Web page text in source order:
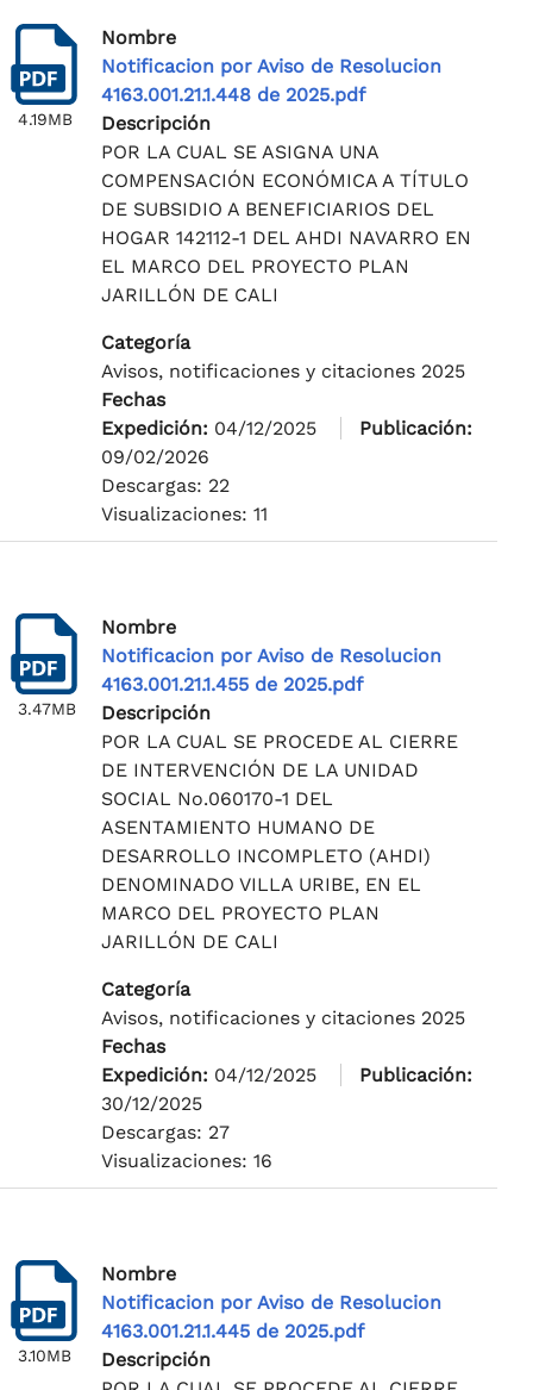
4.19MB
Nombre
Notificacion por Aviso de Resolucion
4163.001.21.1.448 de 2025.pdf
Descripción
POR LA CUAL SE ASIGNA UNA
COMPENSACIÓN ECONÓMICA A TÍTULO
DE SUBSIDIO A BENEFICIARIOS DEL
HOGAR 142112-1 DEL AHDI NAVARRO EN
EL MARCO DEL PROYECTO PLAN
JARILLÓN DE CALI
Categoría
Avisos, notificaciones y citaciones 2025
Fechas
Expedición: 04/12/2025
Publicación:
09/02/2026
Descargas: 22
Visualizaciones: 11
3.47MB
Nombre
Notificacion por Aviso de Resolucion
4163.001.21.1.455 de 2025.pdf
Descripción
POR LA CUAL SE PROCEDE AL CIERRE
DE INTERVENCIÓN DE LA UNIDAD
SOCIAL No.060170-1 DEL
ASENTAMIENTO HUMANO DE
DESARROLLO INCOMPLETO (AHDI)
DENOMINADO VILLA URIBE, EN EL
MARCO DEL PROYECTO PLAN
JARILLÓN DE CALI
Categoría
Avisos, notificaciones y citaciones 2025
Fechas
Expedición: 04/12/2025
Publicación:
30/12/2025
Descargas: 27
Visualizaciones: 16
3.10MB
Nombre
Notificacion por Aviso de Resolucion
4163.001.21.1.445 de 2025.pdf
Descripción